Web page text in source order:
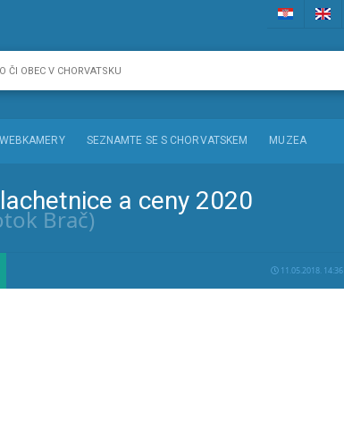
WEBKAMERY SEZNAMTE SE S CHORVATSKEM MUZEA
a ceny 2020
Brač)
11.05.2018. 14:36